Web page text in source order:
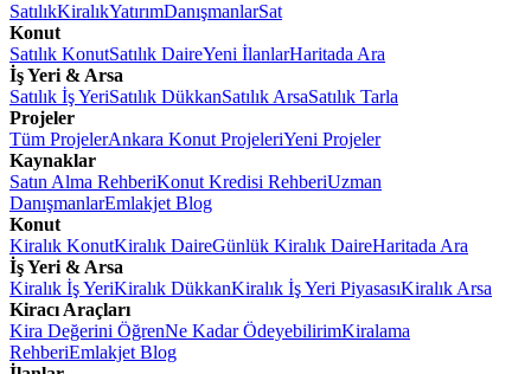
SatılıkKiralıkYatırımDanışmanlarSat
Konut
Satılık KonutSatılık DaireYeni İlanlarHaritada Ara
İş Yeri & Arsa
Satılık İş YeriSatılık DükkanSatılık ArsaSatılık Tarla
Projeler
Tüm ProjelerAnkara Konut ProjeleriYeni Projeler
Kaynaklar
Satın Alma RehberiKonut Kredisi RehberiUzman
DanışmanlarEmlakjet Blog
Konut
Kiralık KonutKiralık DaireGünlük Kiralık DaireHaritada Ara
İş Yeri & Arsa
Kiralık İş YeriKiralık DükkanKiralık İş Yeri PiyasasıKiralık Arsa
Kiracı Araçları
Kira Değerini ÖğrenNe Kadar ÖdeyebilirimKiralama
RehberiEmlakjet Blog